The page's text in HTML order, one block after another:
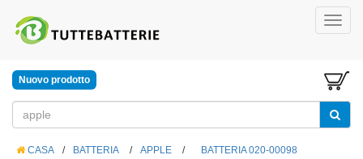
Nuovo prodotto
CASA / BATTERIA / APPLE / BATTERIA 020-00098